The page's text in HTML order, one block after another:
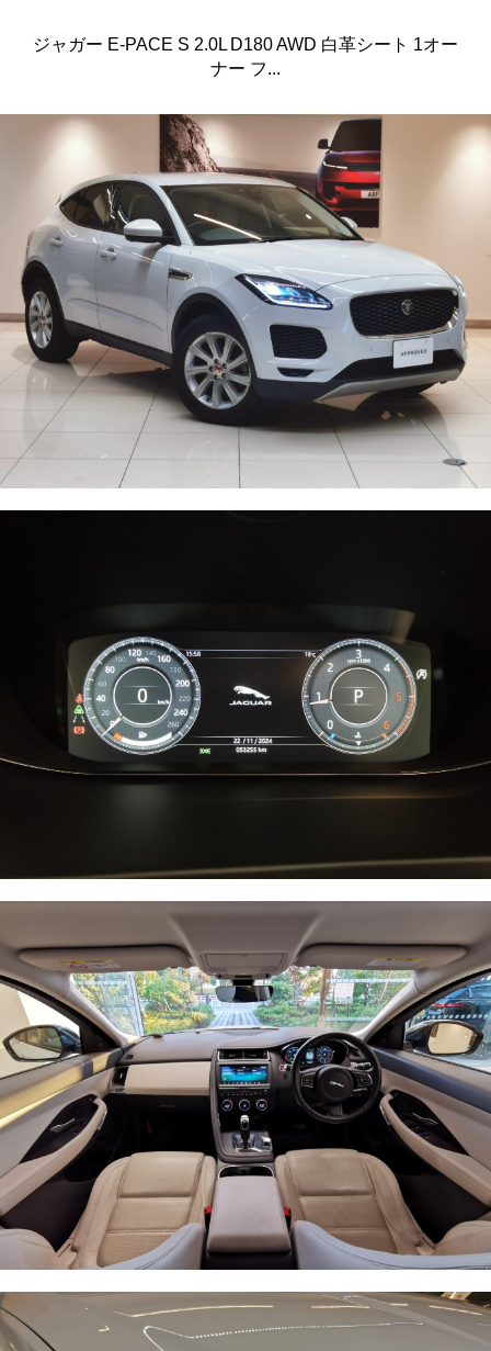
ジャガー E-PACE S 2.0L D180 AWD 白革シート 1オー
ナー フ...